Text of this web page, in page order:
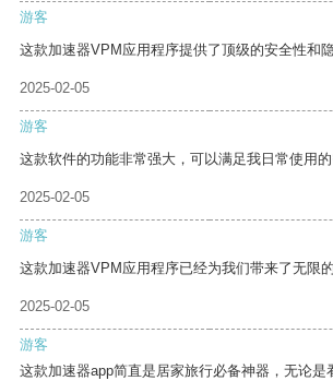
游客
这款加速器VPM应用程序提供了顶级的安全性和隐
2025-02-05
游客
这款软件的功能非常强大，可以满足我日常使用的
2025-02-05
游客
这款加速器VPM应用程序已经为我们带来了无限
2025-02-05
游客
这款加速器app简直是居家旅行必备神器，无论是